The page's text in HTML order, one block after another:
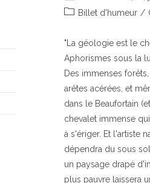
de
PostBillet d'humeur /
"La géologie est le
Aphorismes sous la
Des immenses
arêtes acérées, et
dans le Beaufortain
chevalet immense
à s'ériger. Et l'artiste
dépendra du sous
un paysage drapé
plus pauvre laissera